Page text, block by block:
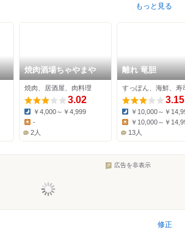
もっと見る
焼肉酒場ちゃやまや
焼肉、居酒屋、肉料理
3.02
Dinner:
￥4,000～￥4,999
Lunch:
-
2人
離れ 竜胆
すっぽん、海鮮、寿
3.15
Dinner:
￥10,000～￥
Lunch:
￥10,000～￥
13人
広告を非表示
修正